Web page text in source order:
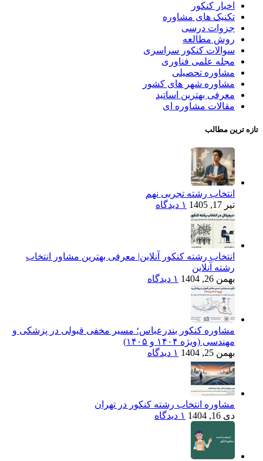
اخبار کنکور
تکنیک های مشاوره
جزوات درسی
روش مطالعه
سوالات کنکور سراسری
مجله علمی فناوری
مشاوره تحصیلی
مشاوره شهر های کشور
معرفی بهترین اساتید
مقالات مشاوره ای
تازه ترین مطالب
انتخاب رشته تجربی نهم
تیر 17, 1405
۱ دیدگاه
انتخاب رشته کنکور آنلاین| معرفی بهترین مشاور انتخاب
رشته آنلاین
بهمن 26, 1404
۱ دیدگاه
مشاوره کنکور بندرعباس؛ مسیر مخفی قبولی در پزشکی و
مهندسی (ویژه ۱۴۰۴ و ۱۴۰۵)
بهمن 25, 1404
۱ دیدگاه
مشاوره انتخاب رشته کنکور در تهران
دی 16, 1404
۱ دیدگاه